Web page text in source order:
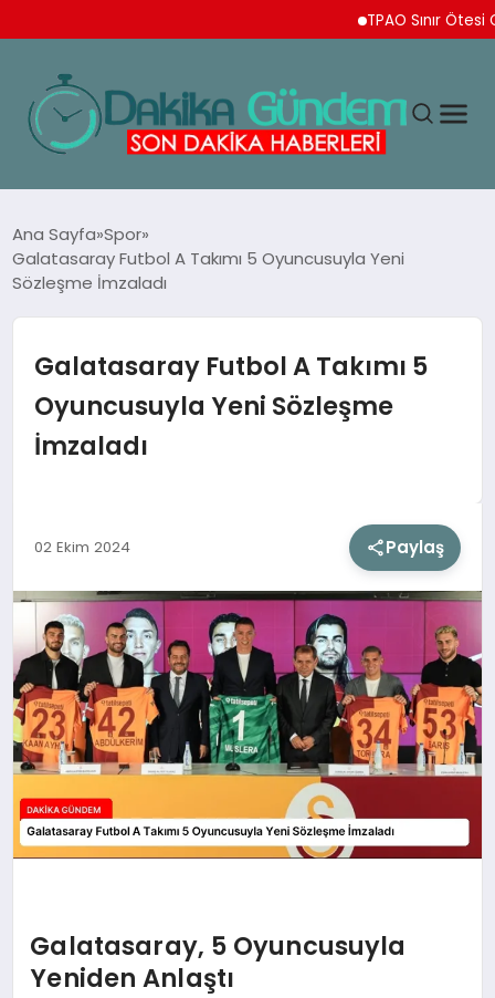
TPAO Sınır Ötesi
TEKNOLOJI
SPOR
YAŞAM
SIYASET
SAĞLIK
DÜNYA
EĞITIM
Ana Sayfa Spor
Galatasaray Futbol A Takımı 5 Oyuncusuyla Yeni
Sözleşme İmzaladı
Galatasaray Futbol A Takımı 5
Oyuncusuyla Yeni Sözleşme
İmzaladı
02 Ekim 2024 Paylaş
Galatasaray, 5 Oyuncusuyla
Yeniden Anlaştı